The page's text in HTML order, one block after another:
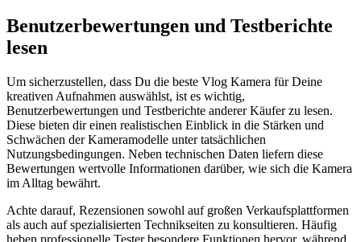
Benutzerbewertungen und Testberichte
lesen
Um sicherzustellen, dass Du die beste Vlog Kamera für Deine
kreativen Aufnahmen auswählst, ist es wichtig,
Benutzerbewertungen und Testberichte anderer Käufer zu lesen.
Diese bieten dir einen realistischen Einblick in die Stärken und
Schwächen der Kameramodelle unter tatsächlichen
Nutzungsbedingungen. Neben technischen Daten liefern diese
Bewertungen wertvolle Informationen darüber, wie sich die Kamera
im Alltag bewährt.
Achte darauf, Rezensionen sowohl auf großen Verkaufsplattformen
als auch auf spezialisierten Technikseiten zu konsultieren. Häufig
heben professionelle Tester besondere Funktionen hervor, während